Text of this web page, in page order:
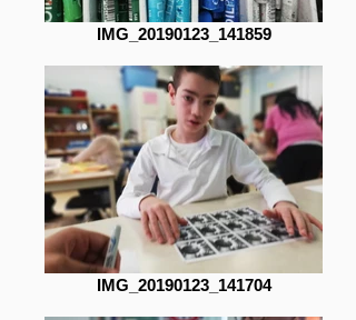
IMG_20190123_141859
IMG_20190123_141704